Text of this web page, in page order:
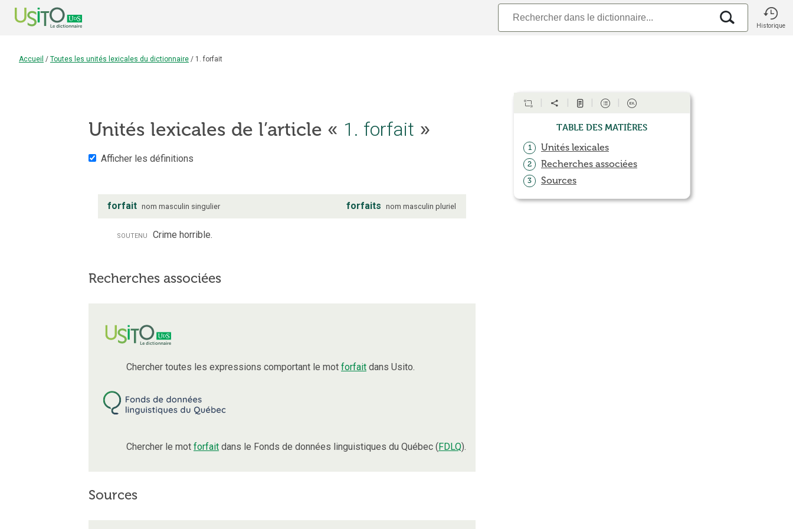
Historique
Accueil / Toutes les unités lexicales du dictionnaire / 1. forfait
Unités lexicales de l’article « 1. forfait »
Afficher les définitions
forfait nom masculin singulier forfaits nom masculin pluriel
soutenu Crime horrible.
Recherches associées
Chercher toutes les expressions comportant le mot forfait dans Usito.
Chercher le mot forfait dans le Fonds de données linguistiques du Québec (FDLQ).
Sources
Table des matières
1 Unités lexicales
2 Recherches associées
3 Sources